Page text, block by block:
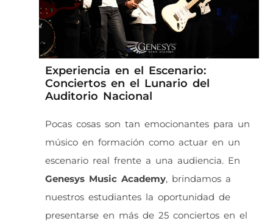
Experiencia en el Escenario:
Conciertos en el Lunario del
Auditorio Nacional
Pocas cosas son tan emocionantes para un
músico en formación como actuar en un
escenario real frente a una audiencia. En
Genesys Music Academy, brindamos a
nuestros estudiantes la oportunidad de
presentarse en más de 25 conciertos en el